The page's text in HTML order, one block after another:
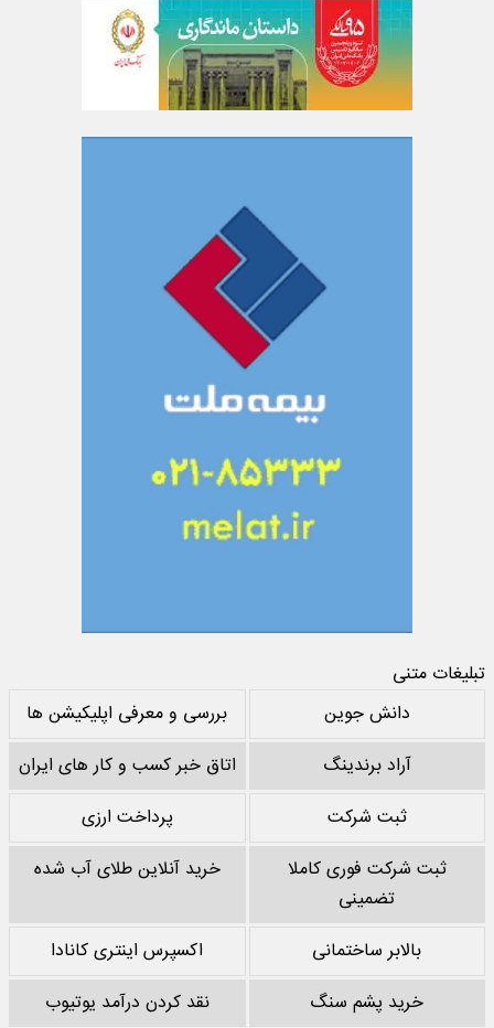
تبلیغات متنی
دانش جوین
بررسی و معرفی اپلیکیشن ها
آراد برندینگ
اتاق خبر کسب و کار های ایران
ثبت شرکت
پرداخت ارزی
ثبت شرکت فوری کاملا
تضمینی
خرید آنلاین طلای آب شده
بالابر ساختمانی
اکسپرس اینتری کانادا
خرید پشم سنگ
نقد کردن درآمد یوتیوب